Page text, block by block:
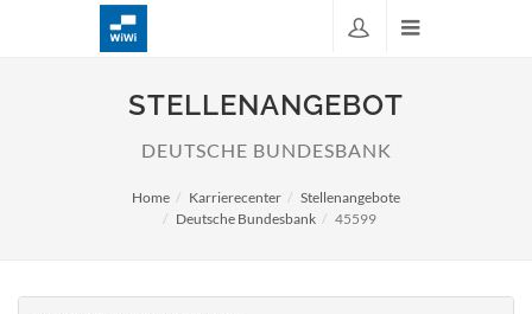
STELLENANGEBOT
DEUTSCHE BUNDESBANK
Home Karrierecenter
Stellenangebote
Deutsche Bundesbank
45599